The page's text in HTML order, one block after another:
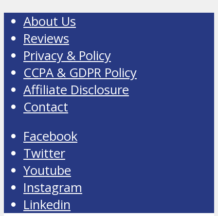
About Us
Reviews
Privacy & Policy
CCPA & GDPR Policy
Affiliate Disclosure
Contact
Facebook
Twitter
Youtube
Instagram
Linkedin